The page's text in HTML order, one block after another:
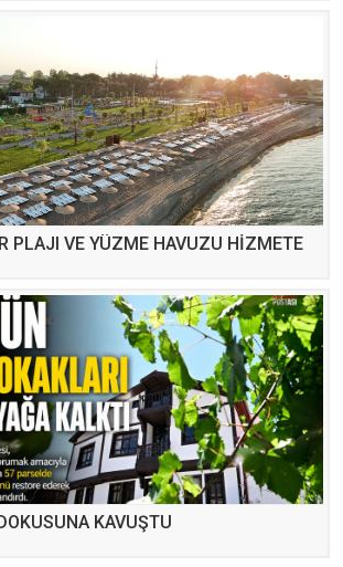
PLAJI VE YÜZME HAVUZU HİZMETE
KAVUŞTU